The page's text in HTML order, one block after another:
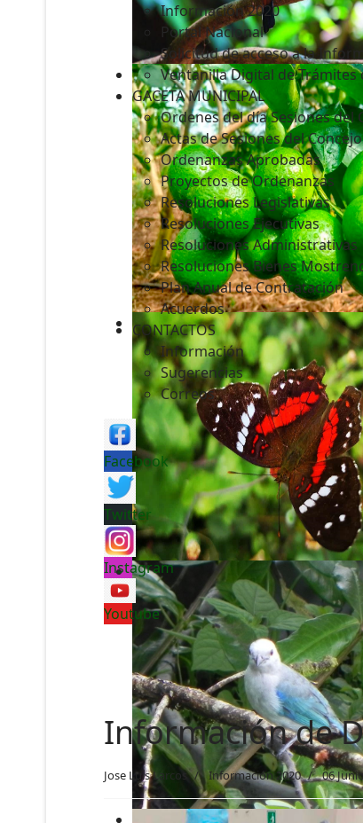
Información 2020
Portal Nacional
Solicitud de acceso a la
Ventanilla Digital de Trámites
GACETA MUNICIPAL
Ordenes del día Sesiones del
Actas de Sesiones del
Ordenanzas Aprobadas
Proyectos de Ordenanzas
Resoluciones Legislativas
Resoluciones Ejecutivas
Resoluciones Administrativas
Resoluciones Bienes
Plan Anual de Contratación
Acuerdos
CONTACTOS
Información
Sugerencias
Correos
Facebook
Twitter
Instagram
Youtube
Información de
Jose Luis Larcos Información 2020 06